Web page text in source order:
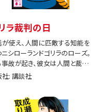
ラ裁判の日
使え、人間に匹敵する知能を
シローランドゴリラのローズ。
故が起き、彼女は人間と裁判
。
社: 講談社